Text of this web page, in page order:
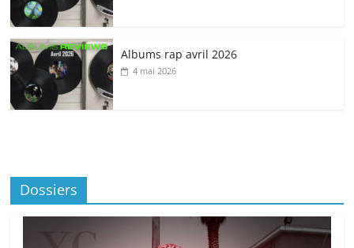
Albums rap avril 2026
4 mai 2026
Dossiers